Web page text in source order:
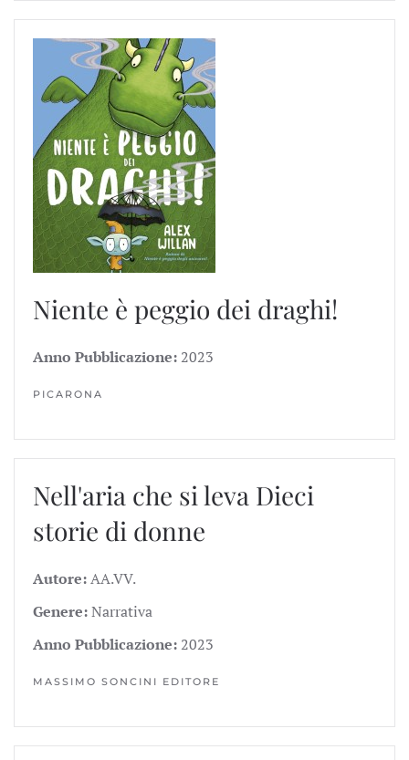
Niente è peggio dei draghi!
Anno Pubblicazione: 2023
PICARONA
Nell'aria che si leva Dieci
storie di donne
Autore:AA.VV.
Genere:Narrativa
Anno Pubblicazione: 2023
MASSIMO SONCINI EDITORE